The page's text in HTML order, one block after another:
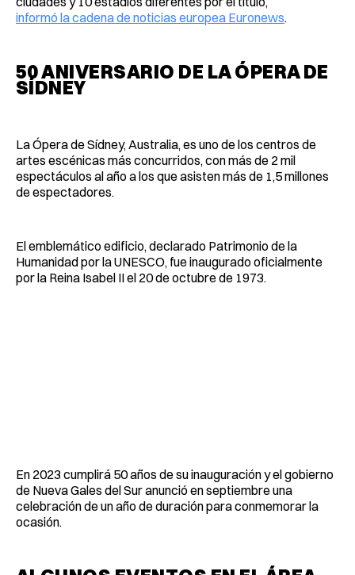
informó la cadena de noticias europea Euronews.
50 ANIVERSARIO DE LA ÓPERA DE
SÍDNEY
La Ópera de Sídney, Australia, es uno de los centros de
artes escénicas más concurridos, con más de 2 mil
espectáculos al año a los que asisten más de 1,5 millones
de espectadores.
El emblemático edificio, declarado Patrimonio de la
Humanidad por la UNESCO, fue inaugurado oficialmente
por la Reina Isabel II el 20 de octubre de 1973.
En 2023 cumplirá 50 años de su inauguración y el gobierno
de Nueva Gales del Sur anunció en septiembre una
celebración de un año de duración para conmemorar la
ocasión.